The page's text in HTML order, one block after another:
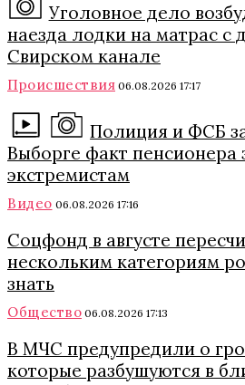
Уголовное дело
наезда лодки на матрас с
Свирском канале
Происшествия 06.08.2026 17:17
Полиция и ФСБ
Выборге факт пенсионера
экстремистам
Видео 06.08.2026 17:16
Соцфонд в августе
нескольким категориям
знать
Общество 06.08.2026 17:13
В МЧС предупредили о
которые разбушуются в